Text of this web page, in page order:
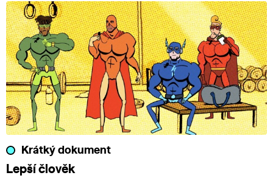
Krátký dokument
Lepší člověk